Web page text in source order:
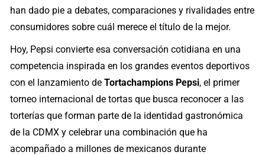
han dado pie a debates, comparaciones y rivalidades entre
consumidores sobre cuál merece el título de la mejor.
Hoy, Pepsi convierte esa conversación cotidiana en una
competencia inspirada en los grandes eventos deportivos
con el lanzamiento deTortachampions Pepsi, el primer
torneo internacional de tortas que busca reconocer a las
torterías que forman parte de la identidad gastronómica
de la CDMX y celebrar una combinación que ha
acompañado a millones de mexicanos durante